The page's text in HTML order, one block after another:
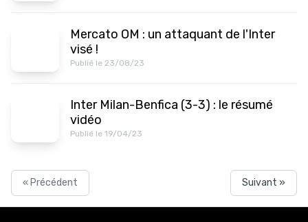
Mercato OM : un attaquant de l'Inter
visé !
Publié le 23/08/23
Inter Milan-Benfica (3-3) : le résumé
vidéo
Publié le 19/04/23
« Précédent Suivant »